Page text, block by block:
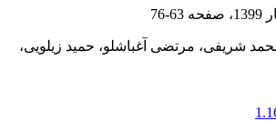
63-76
شریفی، مرتضی آغباشلو، حمید زیلویی،